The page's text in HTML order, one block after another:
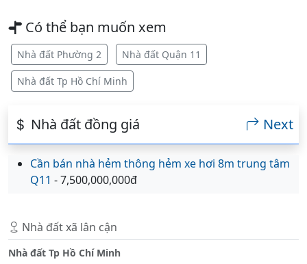
Có thể bạn muốn xem
Nhà đất Phường 2 Nhà đất Quận 11
Nhà đất Tp Hồ Chí Minh
Nhà đất đồng giá Next
Cần bán nhà hẻm thông hẻm xe hơi 8m trung tâm
Q11 - 7,500,000,000đ
Nhà đất xã lân cận
Nhà đất Tp Hồ Chí Minh